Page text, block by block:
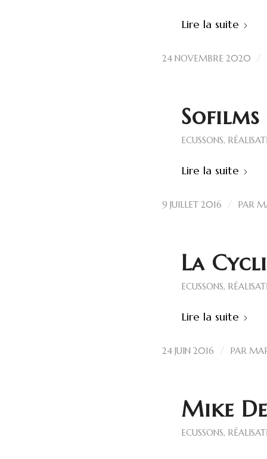
Lire la suite
24 NOVEMBRE 2020 /
Sofilms
ECUSSONS,
Lire la suite
9 JUILLET 2016 / PAR
La
ECUSSONS,
Lire la suite
24 JUIN 2016 / PAR
Mike
ECUSSONS,